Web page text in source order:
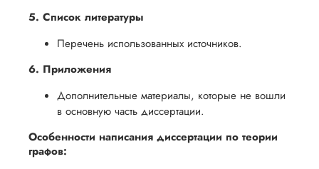
5. Список литературы
Перечень использованных источников.
6. Приложения
Дополнительные материалы, которые не вошли
в основную часть диссертации.
Особенности написания диссертации по теории
графов: